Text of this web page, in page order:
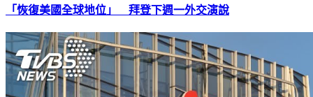
「恢復美國全球地位」 拜登下週一外交演說